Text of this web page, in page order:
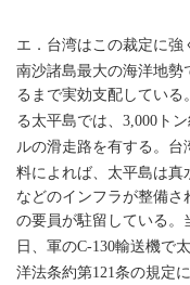
エ．台湾はこの裁定に
南沙諸島最大の海洋地
るまで実効支配してい
る太平島では、
3,000 ト
ルの滑走路を有する。台
料によれば、太平島は
などのインフラが整備
の要員が駐留している
日、軍のC-130輸送機で
洋法条約第121条の規定